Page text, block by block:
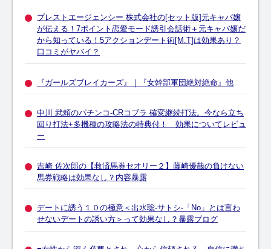
プレストエージェンシー 株式会社の[セット版]元キャバ嬢
が伝える！7ポイント恋愛モード誘引会話術＋元キャバ嬢だ
から知っている！5アクションデート術[M.T]は効果あり？
口コミがヤバイ？
『ガールズブレイカーズ』｜『女幹部軍団絶対絶命』他
中川 武頼のパチンコ-CRコブラ 確変継続打法。今なら立ち
回り打法+多機種の攻略法の特典付！ 効果についてレビュ
ー
吉崎 佐次郎の【救済馬券セオリー２】藤崎優哉の負けない
馬券戦略は効果なし？内容暴露
デートに誘う１０の極意＜出水聡-サトシ-「No」とは言わ
せないデートの誘い方＞って効果なし？暴露ブログ